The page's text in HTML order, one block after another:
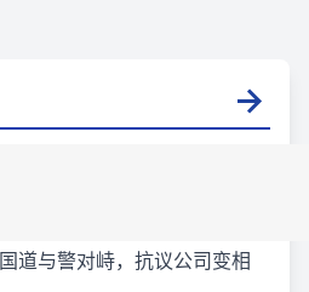
道与警对峙，抗议公司变相